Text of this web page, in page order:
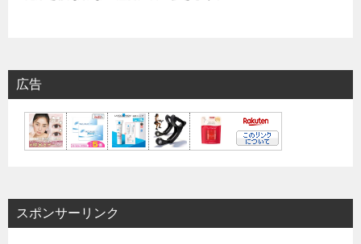
広告
スポンサーリンク